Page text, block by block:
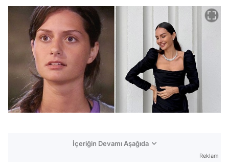
İçeriğin Devamı Aşağıda
Reklam